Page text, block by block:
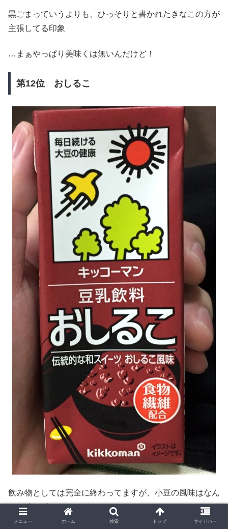
黒ごまっていうよりも、ひっそりと書かれたきなこの方が
主張してる印象
…まぁやっぱり美味くは無いんだけど！
第12位 おしるこ
飲み物としては完全に終わってますが、小豆の風味はなん
だか凄い感じがする
メニュー ホーム 検索 トップ サイドバー